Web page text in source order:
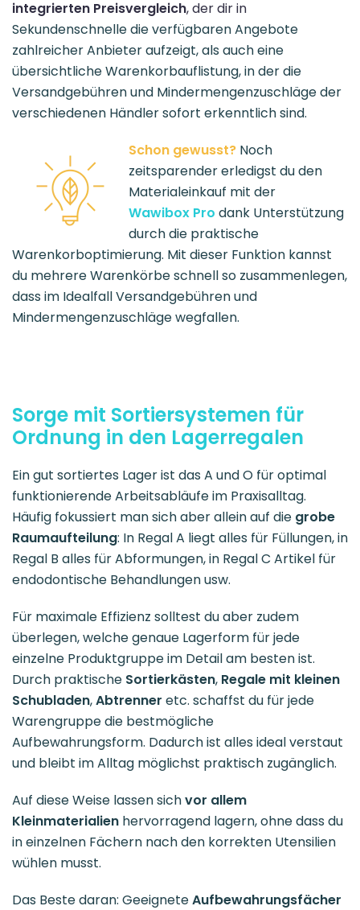
integrierten Preisvergleich, der dir in
Sekundenschnelle die verfügbaren Angebote
zahlreicher Anbieter aufzeigt, als auch eine
übersichtliche Warenkorbauflistung, in der die
Versandgebühren und Mindermengenzuschläge der
verschiedenen Händler sofort erkenntlich sind.
Schon gewusst? Noch
zeitsparender erledigst du den
Materialeinkauf mit der
Wawibox Pro dank Unterstützung
durch die praktische
Warenkorboptimierung. Mit dieser Funktion kannst
du mehrere Warenkörbe schnell so zusammenlegen,
dass im Idealfall Versandgebühren und
Mindermengenzuschläge wegfallen.
Sorge mit Sortiersystemen für
Ordnung in den Lagerregalen
Ein gut sortiertes Lager ist das A und O für optimal
funktionierende Arbeitsabläufe im Praxisalltag.
Häufig fokussiert man sich aber allein auf die grobe
Raumaufteilung: In Regal A liegt alles für Füllungen, in
Regal B alles für Abformungen, in Regal C Artikel für
endodontische Behandlungen usw.
Für maximale Effizienz solltest du aber zudem
überlegen, welche genaue Lagerform für jede
einzelne Produktgruppe im Detail am besten ist.
Durch praktische Sortierkästen, Regale mit kleinen
Schubladen,Abtrenner etc. schaffst du für jede
Warengruppe die bestmögliche
Aufbewahrungsform. Dadurch ist alles idealverstaut
und bleibt im Alltag möglichst praktisch zugänglich.
Auf diese Weise lassen sichvor allem
Kleinmaterialien hervorragend lagern, ohne dass du
in einzelnen Fächern nach den korrekten Utensilien
wühlen musst.
Das Beste daran: GeeigneteAufbewahrungsfächer